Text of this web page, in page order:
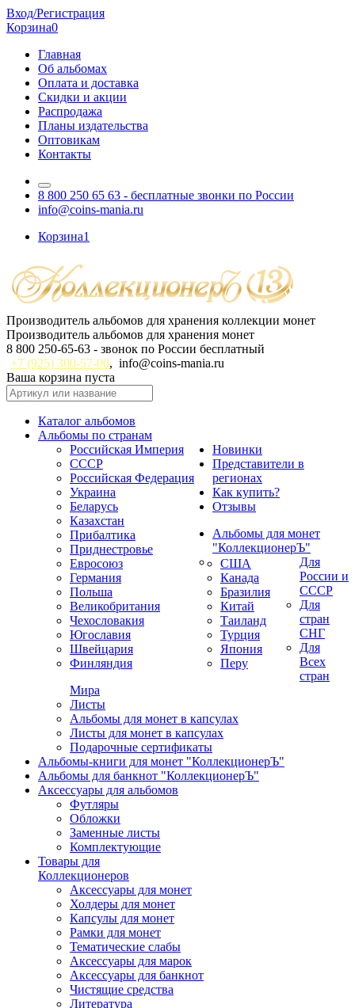
Вход/Регистрация
Корзина0
Главная
Об альбомах
Оплата и доставка
Скидки и акции
Распродажа
Планы издательства
Оптовикам
Контакты
8 800 250 65 63 - бесплатные звонки по России
info@coins-mania.ru
Корзина1
Производитель альбомов для хранения коллекции монет
Производитель альбомов для хранения монет
8 800 250-65-63 - звонок по России бесплатный
+7 (925) 300-57-00, info@coins-mania.ru
Ваша корзина пуста
Каталог альбомов
Альбомы по странам
Российская Империя
СССР
Российская Федерация
Украина
Беларусь
Казахстан
Прибалтика
Приднестровье
Евросоюз
Германия
Польша
Великобритания
Чехословакия
Югославия
Швейцария
Финляндия
США
Канада
Бразилия
Китай
Таиланд
Турция
Япония
Перу
Новинки
Представители в
регионах
Как купить?
Отзывы
Альбомы для монет
"КоллекционерЪ"
Для
России и
СССР
Для
стран
СНГ
Для
Всех
стран
Мира
Листы
Альбомы для монет в капсулах
Листы для монет в капсулах
Подарочные сертификаты
Альбомы-книги для монет "КоллекционерЪ"
Альбомы для банкнот "КоллекционерЪ"
Аксессуары для альбомов
Футляры
Обложки
Заменные листы
Комплектующие
Товары для
Коллекционеров
Аксессуары для монет
Холдеры для монет
Капсулы для монет
Рамки для монет
Тематические слабы
Аксессуары для марок
Аксессуары для банкнот
Чистящие средства
Литература